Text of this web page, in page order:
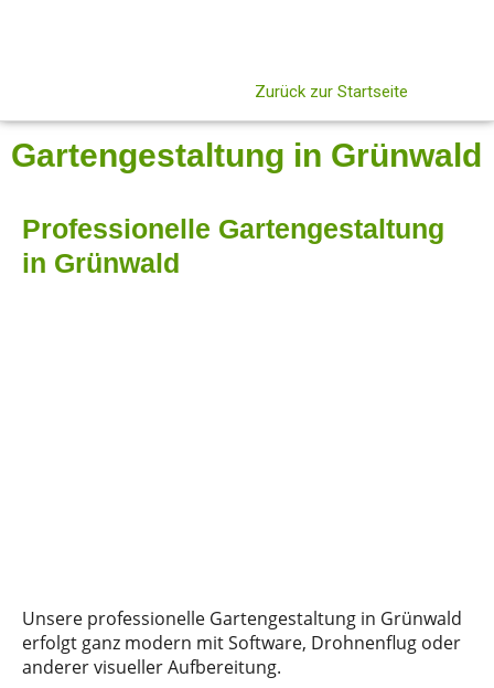
Zurück zur Startseite
Gartengestaltung in Grünwald
Professionelle Gartengestaltung
in Grünwald
Unsere professionelle Gartengestaltung in Grünwald
erfolgt ganz modern mit Software, Drohnenflug oder
anderer visueller Aufbereitung.